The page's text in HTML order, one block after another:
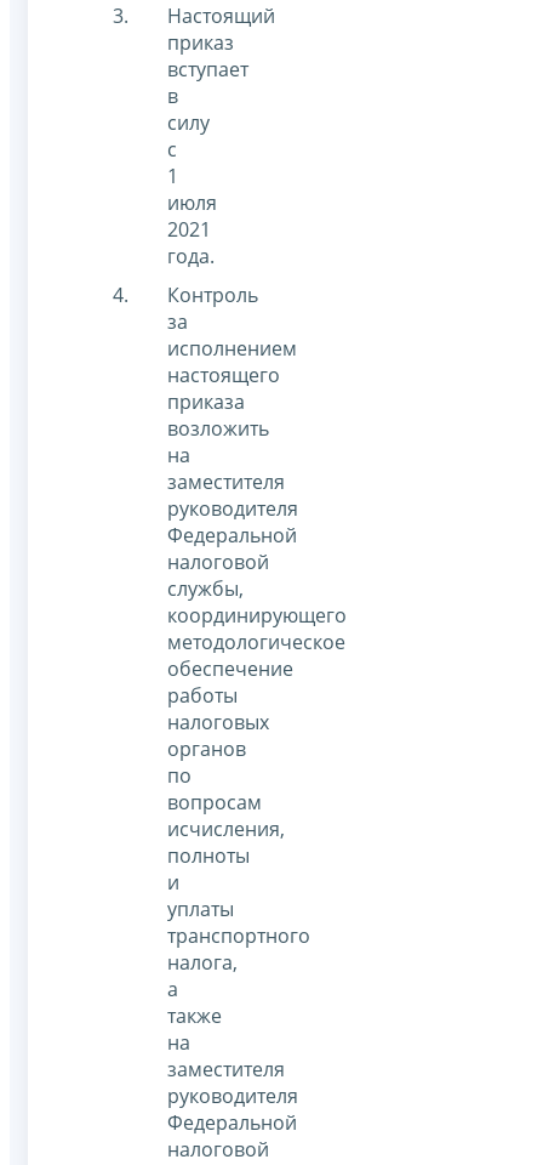
Настоящий
приказ
вступает
в
силу
с
1
июля
2021
года.
Контроль
за
исполнением
настоящего
приказа
возложить
на
заместителя
руководителя
Федеральной
налоговой
службы,
координирующего
методологическое
обеспечение
работы
налоговых
органов
по
вопросам
исчисления,
полноты
и
уплаты
транспортного
налога,
а
также
на
заместителя
руководителя
Федеральной
налоговой